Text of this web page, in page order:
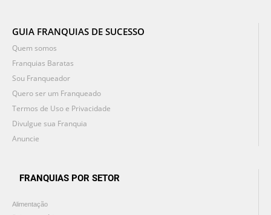
GUIA FRANQUIAS DE SUCESSO
Quem somos
Franquias Baratas
Sou Franqueador
Quero ser um Franqueado
Termos de Uso e Privacidade
Divulgue sua Franquia
Anuncie
FRANQUIAS POR SETOR
Alimentação